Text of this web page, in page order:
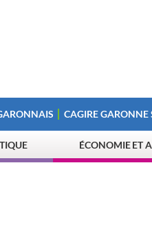
CAGIRE GARONNE
ÉCONOMIE ET